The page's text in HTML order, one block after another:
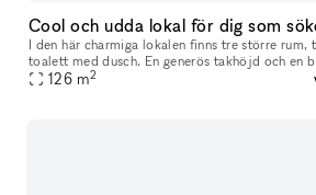
I den här charmiga lokalen finns tre större rum, telefonrum, pentry samt
toalett med dusch. En generös takhöjd och en
att
126 m2